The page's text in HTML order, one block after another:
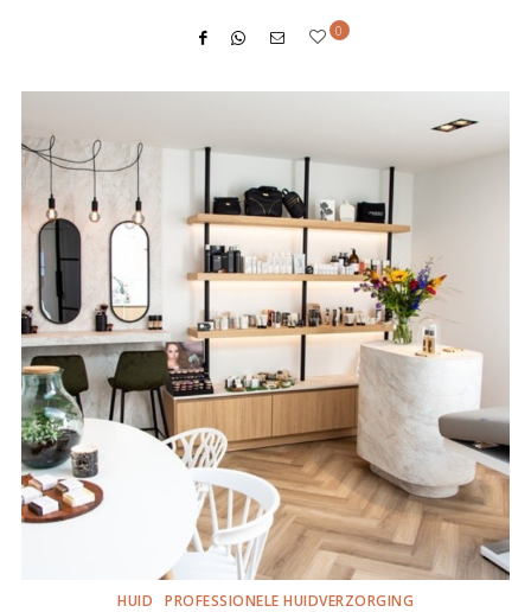
0
HUID PROFESSIONELE HUIDVERZORGING